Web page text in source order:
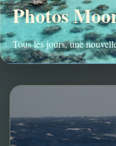
Photos
Tous les jours, une